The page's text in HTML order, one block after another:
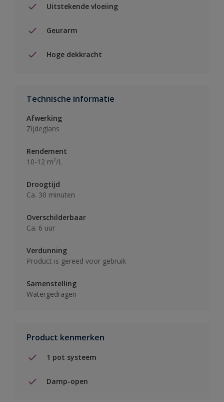
Uitstekende vloeiing
Geurarm
Hoge dekkracht
Technische informatie
Afwerking
Zijdeglans
Rendement
10-12 m²/L
Droogtijd
Ca. 30 minuten
Overschilderbaar
Ca. 6 uur
Verdunning
Product is gereed voor gebruik
Samenstelling
Watergedragen
Product kenmerken
1 pot systeem
Damp-open